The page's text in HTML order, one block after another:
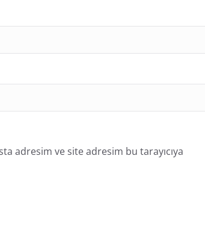
adresim ve site adresim bu tarayıcıya